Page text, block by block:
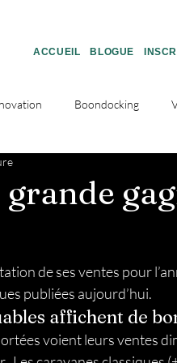
ACCUEIL BLOGUE
Boondocking
Camping Nuitées gratuites en
grande
de ses ventes pour
publiées aujourd’hui.
affichent de
voient leurs ventes